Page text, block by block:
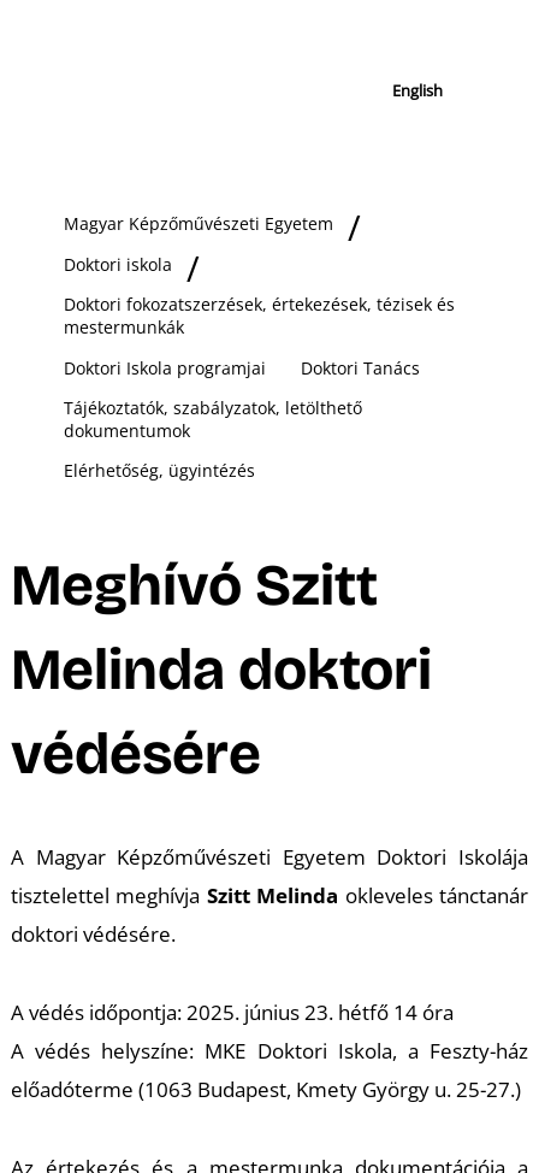
English
Magyar Képzőművészeti Egyetem
Doktori iskola
Doktori fokozatszerzések, értekezések, tézisek és
mestermunkák
Doktori Iskola programjai
Doktori Tanács
Tájékoztatók, szabályzatok, letölthető
dokumentumok
Elérhetőség, ügyintézés
Meghívó Szitt
Melinda doktori
védésére
A Magyar Képzőművészeti Egyetem Doktori Iskolája
tisztelettel meghívja Szitt Melinda okleveles tánctanár
doktori védésére.
A védés időpontja: 2025. június 23. hétfő 14 óra
A védés helyszíne: MKE Doktori Iskola, a Feszty-ház
előadóterme (1063 Budapest, Kmety György u. 25-27.)
Az értekezés és a mestermunka dokumentációja a